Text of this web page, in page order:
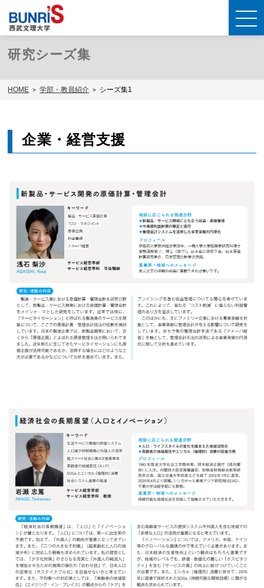
HOME 学部・教員紹介 シーズ集1
研究シーズ集
企業・経営支援